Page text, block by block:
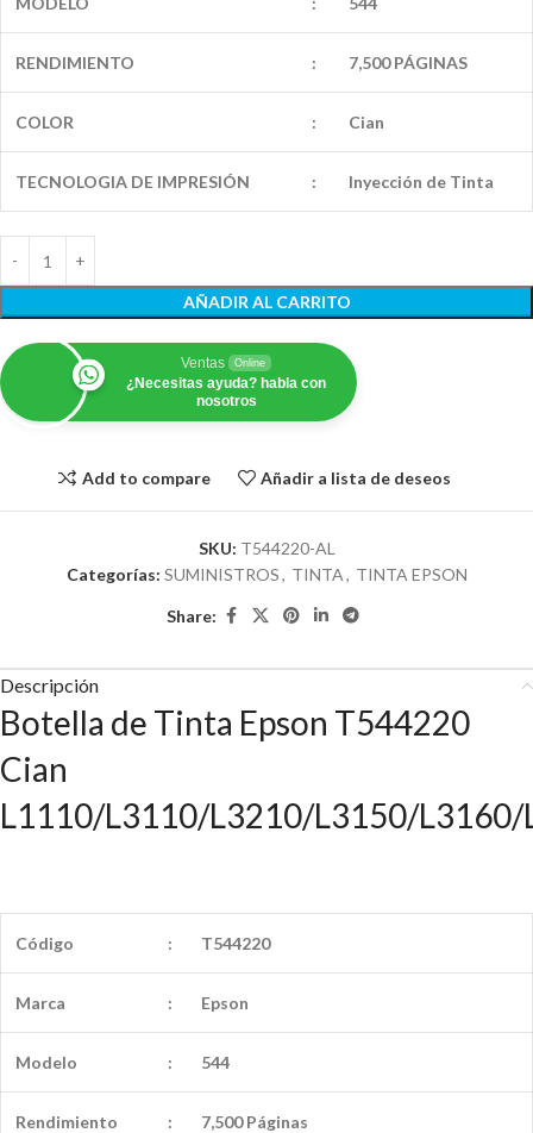
RENDIMIENTO : 7,500 PÁGINAS
COLOR : Cian
TECNOLOGIA DE IMPRESIÓN : Inyección de Tinta
AÑADIR AL CARRITO
Ventas Online
¿Necesitas ayuda? habla con
nosotros
Add to compare Añadir a lista de deseos
SKU: T544220-AL
Categorías: SUMINISTROS, TINTA, TINTA EPSON
Share:
Descripción
Botella de Tinta Epson T544220
Cian
L1110/L3110/L3210/L3150/L3160/
Código : T544220
Marca : Epson
Modelo : 544
Rendimiento : 7,500 Páginas